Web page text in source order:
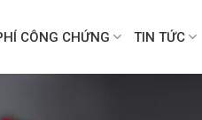
CÔNG CHỨNG TIN TỨC